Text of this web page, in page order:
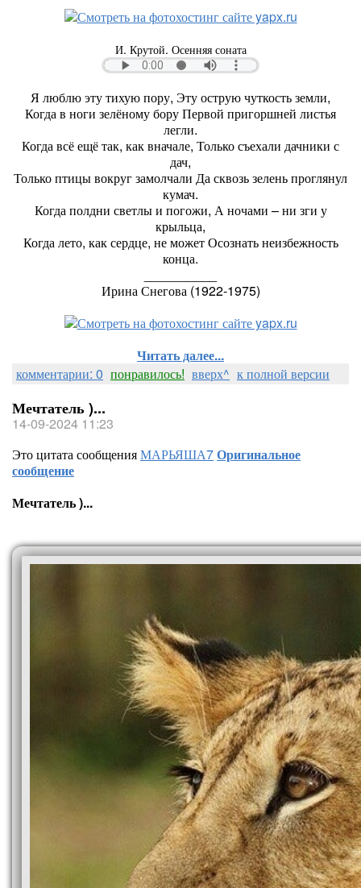
И. Крутой. Осенняя соната
Я люблю эту тихую пору, Эту острую чуткость земли,
Когда в ноги зелёному бору Первой пригоршней листья
легли.
Когда всё ещё так, как вначале, Только съехали дачники с
дач,
Только птицы вокруг замолчали Да сквозь зелень проглянул
кумач.
Когда полдни светлы и погожи, А ночами – ни зги у
крыльца,
Когда лето, как сердце, не может Осознать неизбежность
конца.
Ирина Снегова (1922-1975)
Читать далее...
комментарии: 0 понравилось! вверх^ к полной версии
Мечтатель )...
14-09-2024 11:23
Это цитата сообщенияМАРЬЯША7Оригинальное
сообщение
Мечтатель )...